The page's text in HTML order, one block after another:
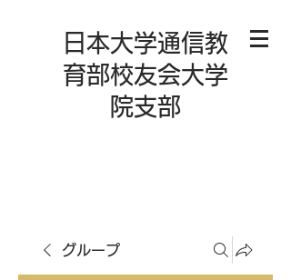
日本大学通信教
育部校友会大学
院支部
グループ